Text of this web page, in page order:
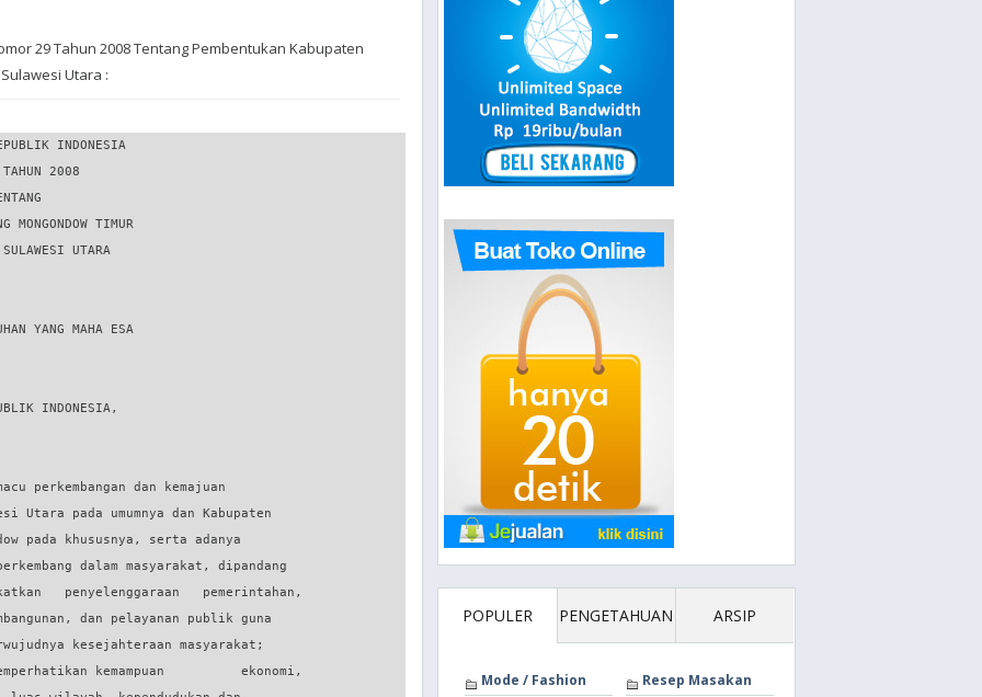
29 Tahun 2008 Tentang Pembentukan Kabupaten
Utara :
sebagaimana
   dimaksud dalam Undang-Undang Nomor 13 Tahun 1964
   tentang Penetapan Peraturan Pemerintah Pengganti Undang-
   Undang Nomor 2 Tahun 1964 tentang Pembentukan Daerah
   Tingkat I Sulawesi Utara dan Daerah tingkat I Sulawesi
   Tenggara dengan Mengubah Undang-Undang Nomor 47
   Prp 1960 tentang Pembentukan Daerah tingkat I Sulawesi
   Utara-Tengah dan Daerah Tingkat I Sulawesi Selatan
   Tenggara (Lembaran Negara Republik Indonesia Tahun 1964
   Nomor 7) menjadi Undang-Undang (Lembaran Negara
   Republik Indonesia Tahun 1964 Nomor 94, Tambahan
   Lembaran Negara Republik Indonesia Nomor 2687) yang
   wilayahnya telah dikurangi dengan Provinsi Gorontalo
   berdasarkan Undang-Undang Nomor 38 Tahun 2000 tentang
   Pembentukan Provinsi Gorontalo.
4. Kabupaten     Bolaang   Mongondow    adalah   kabupaten
   sebagaimana dimaksud dalam Undang-Undang Nomor 29
   Tahun 1959 tentang Pembentukan Daerah-Daerah Tingkat II
   di   Sulawesi   (Lembaran  Negara   Republik   Indonesia
   Tahun 1959 Nomor 74, Tambahan Lembaran Negara
   Republik Indonesia Nomor 1822) yang wilayahnya telah
   dikurangi dengan Kota Kotamobagu berdasarkan Undang-
   Undang Nomor 4 Tahun 2007 tentang Pembentukan Kota
   Kotamobagu di Provinsi Sulawesi Utara dan Kabupaten
   Bolaang Mongondow Utara berdasarkan Undang-Undang
   Nomor 10 Tahun 2007 tentang Pembentukan Kabupaten
   Bolaang Mongondow Utara di Provinsi Sulawesi Utara, yang
   merupakan kabupaten asal Kabupaten Bolaang Mongondow
   Timur.

                                                  BAB II . . .
                     -5-
                  BAB II
     PEMBENTUKAN, CAKUPAN WILAYAH,
       BATAS WILAYAH, DAN IBU KOTA

                 Bagian Kesatu
                 Pembentukan

                    Pasal 2
Dengan Undang-Undang ini dibentuk Kabupaten Bolaang
Mongondow Timur di wilayah Provinsi Sulawesi Utara dalam
Negara Kesatuan Republik Indonesia.

                Bagian Kedua
               Cakupan Wilayah

                    Pasal 3

(1) Kabupaten Bolaang Mongondow Timur berasal dari sebagian
    wilayah Kabupaten Bolaang Mongondow yang terdiri atas
    cakupan wilayah:
    a. Kecamatan Tutuyan;
    b. Kecamatan Kotabunan;
    c. Kecamatan Nuangan;
    d. Kecamatan Modayag; dan
    e. Kecamatan Modayag Barat.

(2) Cakupan wilayah sebagaimana dimaksud pada ayat (1)
    digambarkan dalam peta wilayah yang tercantum dalam
    lampiran dan merupakan bagian yang tidak terpisahkan dari
    Undang-Undang ini.

                    Pasal 4

Dengan terbentuknya Kabupaten Bolaang Mongondow Timur,
sebagaimana dimaksud dalam Pasal 2, wilayah Kabupaten
Bolaang Mongondow dikurangi dengan wilayah Kabupaten
Bolaang Mongondow Timur sebagaimana dimaksud dalam
Pasal 3.

                                           Bagian Ketiga . . .
                      -6-
                 Bagian Ketiga
                 Batas Wilayah

                     Pasal 5

(1) Kabupaten Bolaang Mongondow Timur mempunyai batas-
    batas wilayah:
   a. sebelah utara berbatasan dengan Kecamatan Touluaan,
      Kecamatan Tombatu, Kecamatan Ratatotok Kabupaten
      Minahasa Tenggara;
   b. sebelah timur be
POPULER PENGETAHUAN ARSIP
Mode / Fashion
Resep Masakan